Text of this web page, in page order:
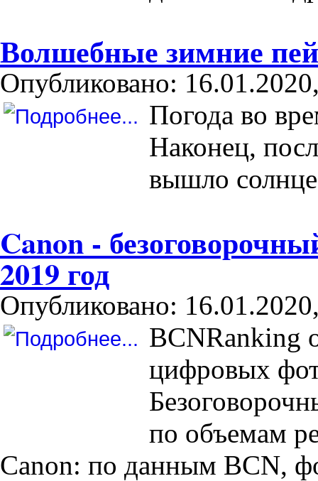
Волшебные зимние
Опубликовано:
Погода во
Наконец,
вышло
Canon -
2019 год
Опубликовано:
BCNRanking
цифровых
по объемам
Canon: по данным BCN,